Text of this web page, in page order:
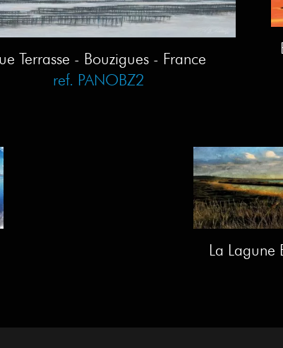
Terrasse - Bouzigues - France
ref. PANOBZ2
La Lagune